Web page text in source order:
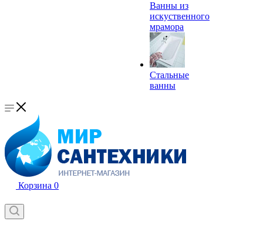
Ванны из
искуственного
мрамора
Стальные
ванны
Корзина 0